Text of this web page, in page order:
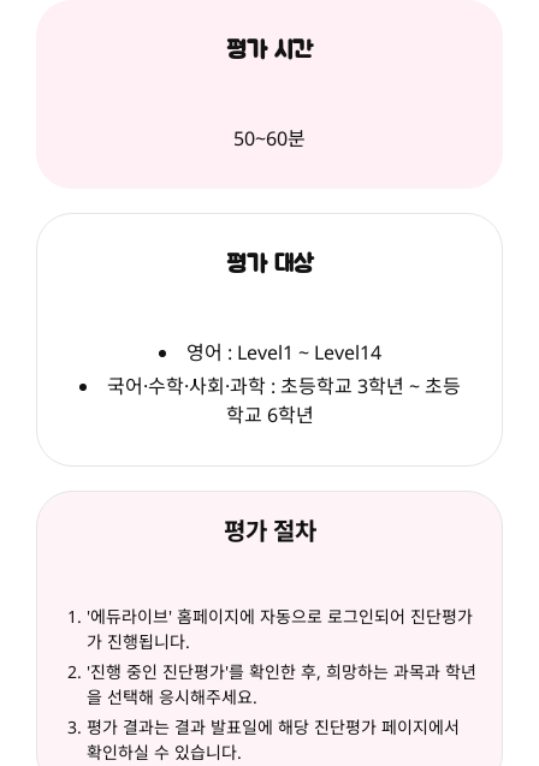
평가 시간
50~60분
평가 대상
영어 : Level1 ~ Level14
국어·수학·사회·과학 : 초등학교 3학년 ~ 초등
학교 6학년
평가 절차
'에듀라이브' 홈페이지에 자동으로 로그인되어 진단평가
가 진행됩니다.
'진행 중인 진단평가'를 확인한 후, 희망하는 과목과 학년
을 선택해 응시해주세요.
평가 결과는 결과 발표일에 해당 진단평가 페이지에서
확인하실 수 있습니다.